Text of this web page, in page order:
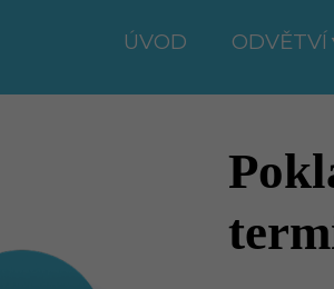
ÚVOD ODVĚTVÍ